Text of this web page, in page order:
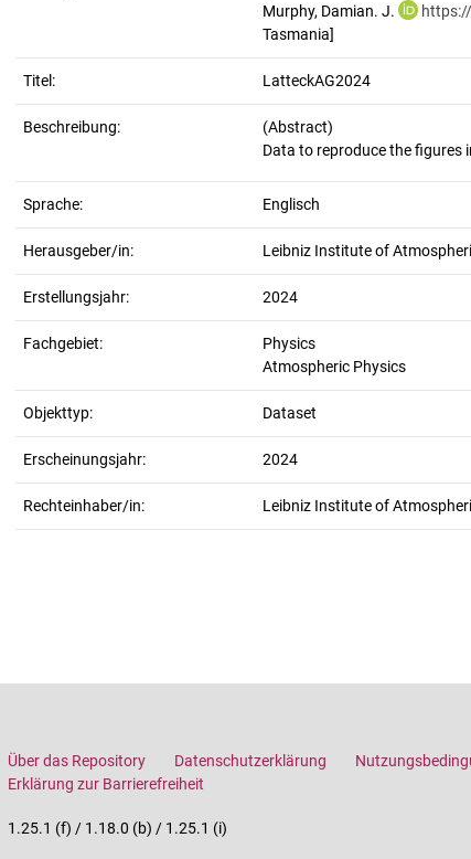
Murphy, Damian. J.
Tasmania]
Titel: LatteckAG2024
Beschreibung:
(Abstract)
Sprache: Englisch
Herausgeber/in: Leibniz Institute of
Erstellungsjahr: 2024
Fachgebiet:
Physics
Atmospheric Physics
Objekttyp: Dataset
Erscheinungsjahr: 2024
Rechteinhaber/in: Leibniz Institute of
Über das Repository Datenschutzerklärung
Erklärung zur Barrierefreiheit
1.25.1 (f) / 1.18.0 (b) / 1.25.1 (i)